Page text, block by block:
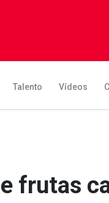
Talento Vídeos
frutas